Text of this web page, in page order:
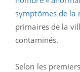
symptômes de la
primaires de la
contaminés.
Selon les